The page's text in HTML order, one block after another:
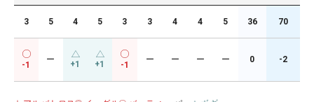
3 5 4 5 3 3 4 4 5 36 70
-1
ー +1 +1 -1
ー ー ー ー 0 -2